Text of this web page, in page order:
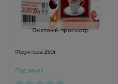
Быстрый просмотр
Фруктоза 250г
Под заказ